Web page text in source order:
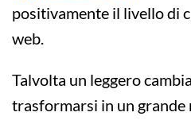
positivamente il livello di
web.
Talvolta un leggero
trasformarsi in un grande